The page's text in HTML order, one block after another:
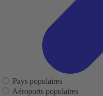
Pays populaires
Aéroports populaires